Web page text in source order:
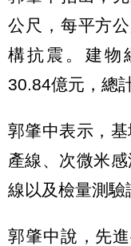
公尺，每平方
構抗震。建物
30.84億元，總
郭肇中表示，
產線、次微米
線以及檢量測驗
郭肇中說，先